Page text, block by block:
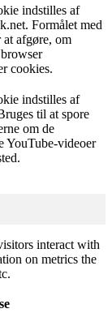
indstilles af
Formålet med
at afgøre, om
cookies.
indstilles af
til at spore
om de
YouTube-videoer
interact with
on metrics the